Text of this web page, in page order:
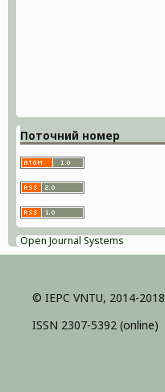
Поточний номер
Open Journal Systems
© IEPC VNTU, 2014-2018
ISSN 2307-5392 (online)